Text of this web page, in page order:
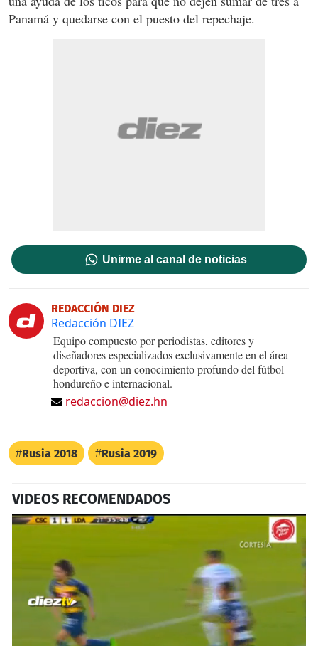
Panamá y quedarse con el puesto del repechaje.
Unirme al canal de noticias
REDACCIÓN DIEZ
Redacción DIEZ
Equipo compuesto por periodistas, editores y
diseñadores especializados exclusivamente en el área
deportiva, con un conocimiento profundo del fútbol
hondureño e internacional.
redaccion@diez.hn
Rusia 2018 Rusia 2019
VIDEOS RECOMENDADOS